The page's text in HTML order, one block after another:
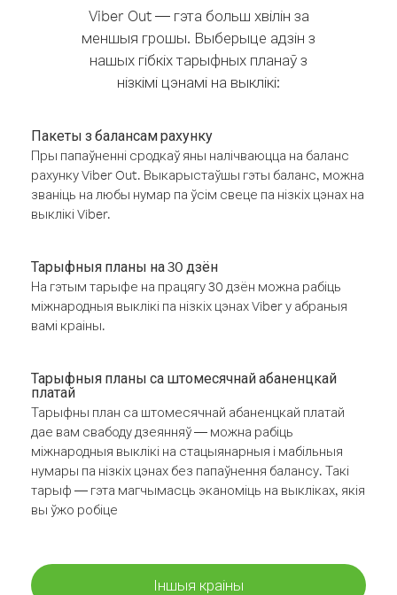
Viber Out — гэта больш хвілін за
меншыя грошы. Выберыце адзін з
нашых гібкіх тарыфных планаў з
нізкімі цэнамі на выклікі:
Пакеты з балансам рахунку
Пры папаўненні сродкаў яны налічваюцца на баланс
рахунку Viber Out. Выкарыстаўшы гэты баланс, можна
званіць на любы нумар па ўсім свеце па нізкіх цэнах на
выклікі Viber.
Тарыфныя планы на 30 дзён
На гэтым тарыфе на працягу 30 дзён можна рабіць
міжнародныя выклікі па нізкіх цэнах Viber у абраныя
вамі краіны.
Тарыфныя планы са штомесячнай абаненцкай
платай
Тарыфны план са штомесячнай абаненцкай платай
дае вам свабоду дзеянняў — можна рабіць
міжнародныя выклікі на стацыянарныя і мабільныя
нумары па нізкіх цэнах без папаўнення балансу. Такі
тарыф — гэта магчымасць эканоміць на выкліках, якія
вы ўжо робіце
Іншыя краіны